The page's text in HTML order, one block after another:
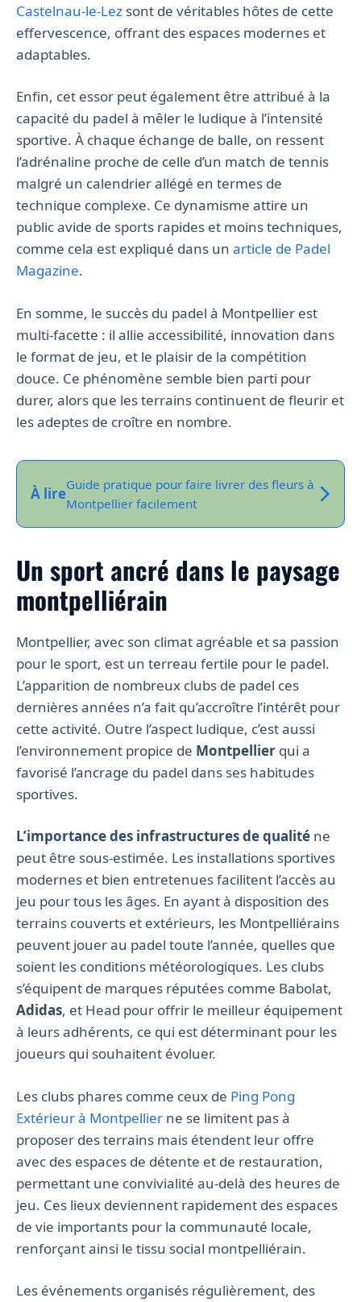
Castelnau-le-Lez sont de véritables hôtes de cette
effervescence, offrant des espaces modernes et
adaptables.
Enfin, cet essor peut également être attribué à la
capacité du padel à mêler le ludique à l’intensité
sportive. À chaque échange de balle, on ressent
l’adrénaline proche de celle d’un match de tennis
malgré un calendrier allégé en termes de
technique complexe. Ce dynamisme attire un
public avide de sports rapides et moins techniques,
comme cela est expliqué dans un article de Padel
Magazine.
En somme, le succès du padel à Montpellier est
multi-facette : il allie accessibilité, innovation dans
le format de jeu, et le plaisir de la compétition
douce. Ce phénomène semble bien parti pour
durer, alors que les terrains continuent de fleurir et
les adeptes de croître en nombre.
À lire
Guide pratique pour faire livrer des fleurs à
Montpellier facilement
Un sport ancré dans le paysage
montpelliérain
Montpellier, avec son climat agréable et sa passion
pour le sport, est un terreau fertile pour le padel.
L’apparition de nombreux clubs de padel ces
dernières années n’a fait qu’accroître l’intérêt pour
cette activité. Outre l’aspect ludique, c’est aussi
l’environnement propice de Montpellier qui a
favorisé l’ancrage du padel dans ses habitudes
sportives.
L’importance des infrastructures de qualité ne
peut être sous-estimée. Les installations sportives
modernes et bien entretenues facilitent l’accès au
jeu pour tous les âges. En ayant à disposition des
terrains couverts et extérieurs, les Montpelliérains
peuvent jouer au padel toute l’année, quelles que
soient les conditions météorologiques. Les clubs
s’équipent de marques réputées comme Babolat,
Adidas, et Head pour offrir le meilleur équipement
à leurs adhérents, ce qui est déterminant pour les
joueurs qui souhaitent évoluer.
Les clubs phares comme ceux de Ping Pong
Extérieur à Montpellier ne se limitent pas à
proposer des terrains mais étendent leur offre
avec des espaces de détente et de restauration,
permettant une convivialité au-delà des heures de
jeu. Ces lieux deviennent rapidement des espaces
de vie importants pour la communauté locale,
renforçant ainsi le tissu social montpelliérain.
Les événements organisés régulièrement, des